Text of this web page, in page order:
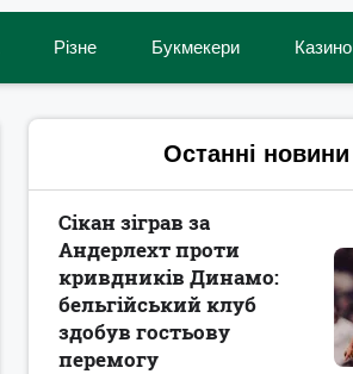
Різне Букмекери Казино
Останні новини
Сікан зіграв за
Андерлехт проти
кривдників Динамо:
бельгійський клуб
здобув гостьову
перемогу